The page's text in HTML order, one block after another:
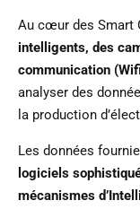
Au cœur des Smart
intelligents, des
communication
analyser des
la production
Les données
logiciels
mécanismes